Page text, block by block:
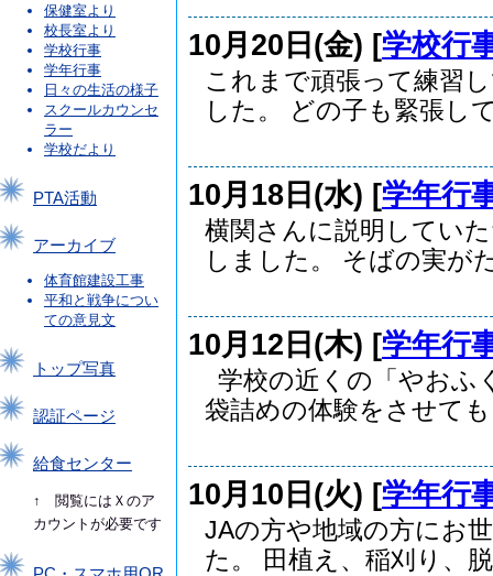
保健室より
校長室より
学校行事
学年行事
日々の生活の様子
スクールカウンセ
ラー
学校だより
PTA活動
アーカイブ
体育館建設工事
平和と戦争につい
ての意見文
トップ写真
認証ページ
給食センター
↑ 閲覧にはＸのア
カウントが必要です
10月20日(金) [学校行
これまで頑張って練習
した。 どの子も緊張し
10月18日(水) [学年行
横関さんに説明してい
しました。 そばの実が
10月12日(木) [学年行
学校の近くの「やおふ
袋詰めの体験をさせて
10月10日(火) [学年行
JAの方や地域の方にお
た。 田植え、稲刈り、